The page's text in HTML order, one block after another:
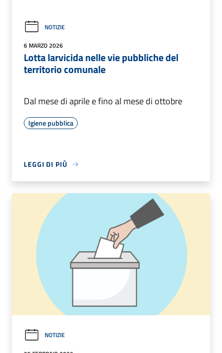
NOTIZIE
6 MARZO 2026
Lotta larvicida nelle vie pubbliche del
territorio comunale
Dal mese di aprile e fino al mese di ottobre
Igiene pubblica
LEGGI DI PIÙ
NOTIZIE